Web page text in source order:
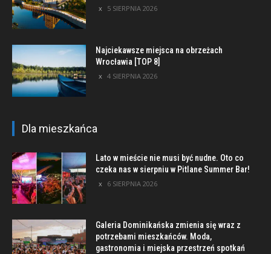
5 SIERPNIA 2026
Najciekawsze miejsca na obrzeżach
Wrocławia [TOP 8]
4 SIERPNIA 2026
Dla mieszkańca
Lato w mieście nie musi być nudne. Oto co
czeka nas w sierpniu w Pitlane Summer Bar!
6 SIERPNIA 2026
Galeria Dominikańska zmienia się wraz z
potrzebami mieszkańców. Moda,
gastronomia i miejska przestrzeń spotkań